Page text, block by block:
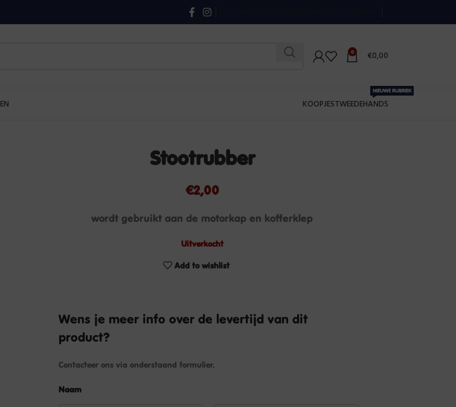
0 €0,00
KOOPJESTWEEDEHANDS
NIEUWE RUBRIEK
Stootrubber
€2,00
wordt gebruikt aan de motorkap en kofferklep
Uitverkocht
Add to wishlist
Wens je meer info over de levertijd van dit
product?
Contacteer ons via onderstaand formulier.
Naam